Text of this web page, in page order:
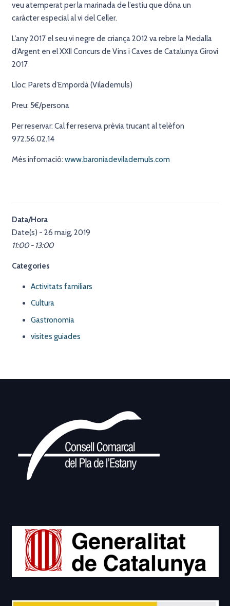
veu atemperat per la marinada de l’estiu que dóna un
carácter especial al vi del Celler.
L’any 2017 el seu vi negre de criança 2012 va rebre la Medalla
d’Argent en el XXII Concurs de Vins i Caves de Catalunya Girovi
2017
Lloc: Parets d’Empordà (Vilademuls)
Preu: 5€/persona
Per reservar: Cal fer reserva prèvia trucant al telèfon
972.56.02.14
Més infomació: www.baroniadevilademuls.com
Data/Hora
Date(s) - 26 maig, 2019
11:00 - 13:00
Categories
Activitats familiars
Cultura
Gastronomia
visites guiades